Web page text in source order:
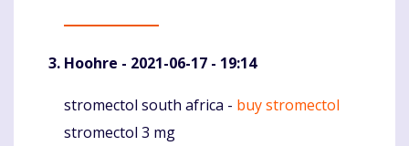
Hoohre - 2021-06-17 - 19:14
Komentaras
stromectol south africa - buy stromectol
stromectol 3 mg